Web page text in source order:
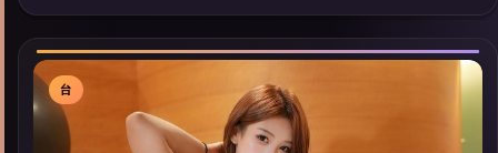
展检索同类型高分佳作，畅享高清在线追剧体验。
台